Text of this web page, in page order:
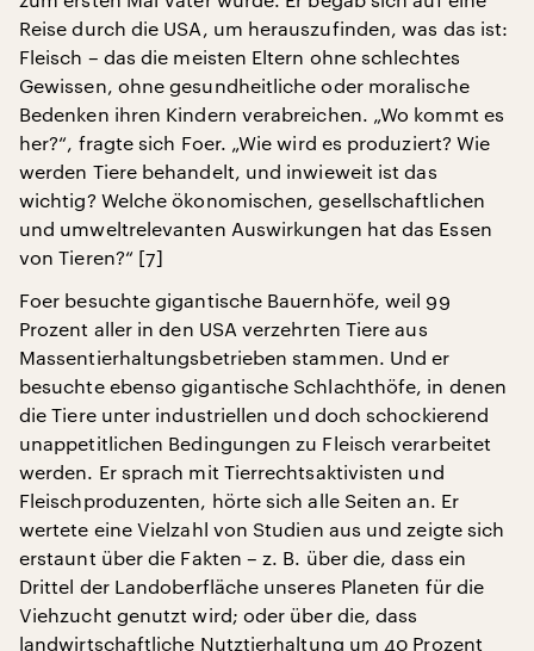
Reise durch die USA, um herauszufinden, was das ist:
Fleisch – das die meisten Eltern ohne schlechtes
Gewissen, ohne gesundheitliche oder moralische
Bedenken ihren Kindern verabreichen. „Wo kommt es
her?“, fragte sich Foer. „Wie wird es produziert? Wie
werden Tiere behandelt, und inwieweit ist das
wichtig? Welche ökonomischen, gesellschaftlichen
und umweltrelevanten Auswirkungen hat das Essen
von Tieren?“ [7]
Foer besuchte gigantische Bauernhöfe, weil 99
Prozent aller in den USA verzehrten Tiere aus
Massentierhaltungsbetrieben stammen. Und er
besuchte ebenso gigantische Schlachthöfe, in denen
die Tiere unter industriellen und doch schockierend
unappetitlichen Bedingungen zu Fleisch verarbeitet
werden. Er sprach mit Tierrechtsaktivisten und
Fleischproduzenten, hörte sich alle Seiten an. Er
wertete eine Vielzahl von Studien aus und zeigte sich
erstaunt über die Fakten – z. B. über die, dass ein
Drittel der Landoberfläche unseres Planeten für die
Viehzucht genutzt wird; oder über die, dass
landwirtschaftliche Nutztierhaltung um 40 Prozent